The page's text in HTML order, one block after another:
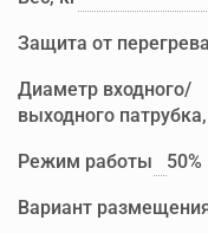
Защита от перегрева
Диаметр входного/
выходного
Режим работы
Вариант